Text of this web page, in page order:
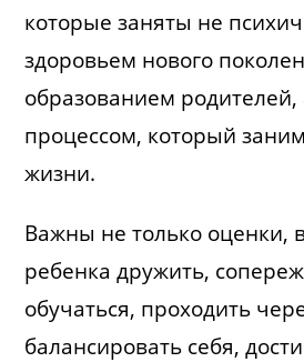
которые заняты не
здоровьем нового
образованием
процессом, который
жизни.
Важны не только оценки,
ребенка дружить,
обучаться, проходить
балансировать себя,